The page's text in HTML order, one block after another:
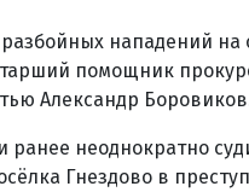
нападений
помощник
Александр
ранее неоднократно
Гнездово в